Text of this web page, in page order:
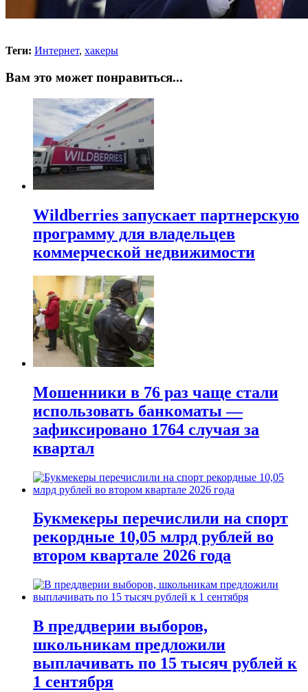
Теги: Интернет, хакеры
Вам это может понравиться...
Wildberries запускает партнерскую
программу для владельцев
коммерческой недвижимости
Мошенники в 76 раз чаще стали
использовать банкоматы —
зафиксировано 1764 случая за
квартал
Букмекеры перечислили на спорт
рекордные 10,05 млрд рублей во
втором квартале 2026 года
В преддверии выборов,
школьникам предложили
выплачивать по 15 тысяч рублей к
1 сентября